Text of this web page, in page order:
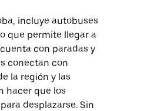
incluye autobuses
que permite llegar a
con paradas y
conectan con
la región y las
hacer que los
desplazarse. Sin